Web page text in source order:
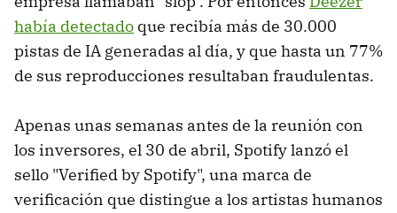
había detectado que recibía más de 30.000
pistas de IA generadas al día, y que hasta un 77%
de sus reproducciones resultaban fraudulentas.
Apenas unas semanas antes de la reunión con
los inversores, el 30 de abril, Spotify lanzó el
sello "Verified by Spotify", una marca de
verificación que distingue a los artistas humanos